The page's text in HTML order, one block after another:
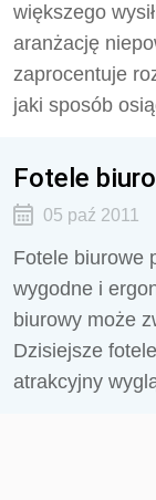
większego
aranżację
zaprocentuje
jaki sposób
Fotele
05 paź 2011
Fotele biurowe
wygodne i
biurowy może
Dzisiejsze
atrakcyjny